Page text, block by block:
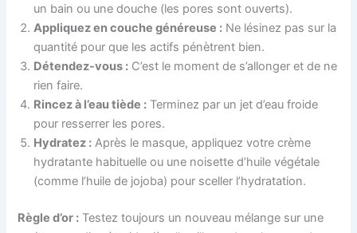
un bain ou une douche (les pores sont ouverts).
Appliquez en couche généreuse : Ne lésinez pas sur la
quantité pour que les actifs pénètrent bien.
Détendez-vous : C’est le moment de s’allonger et de ne
rien faire.
Rincez à l’eau tiède : Terminez par un jet d’eau froide
pour resserrer les pores.
Hydratez : Après le masque, appliquez votre crème
hydratante habituelle ou une noisette d’huile végétale
(comme l’huile de jojoba) pour sceller l’hydratation.
Règle d’or : Testez toujours un nouveau mélange sur une